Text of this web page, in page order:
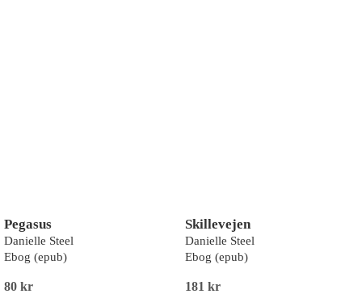
Pegasus
Danielle Steel
Ebog (epub)
80 kr
Skillevejen
Danielle Steel
Ebog (epub)
181 kr